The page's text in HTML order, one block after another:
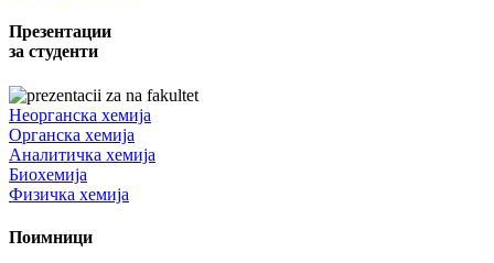
Презентации
за студенти
Неорганска хемија
Органска хемија
Аналитичка хемија
Биохемија
Физичка хемија
Поимници